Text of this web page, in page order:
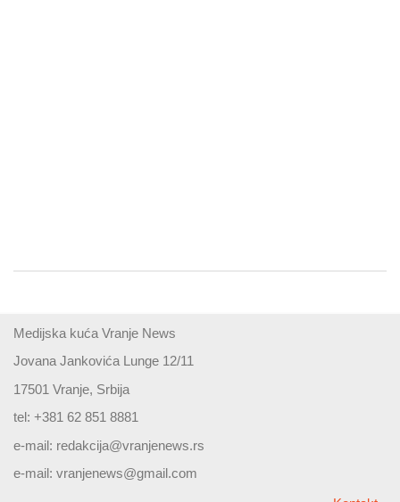
Medijska kuća Vranje News
Jovana Jankovića Lunge 12/11
17501 Vranje, Srbija
tel: +381 62 851 8881
e-mail: redakcija@vranjenews.rs
e-mail: vranjenews@gmail.com